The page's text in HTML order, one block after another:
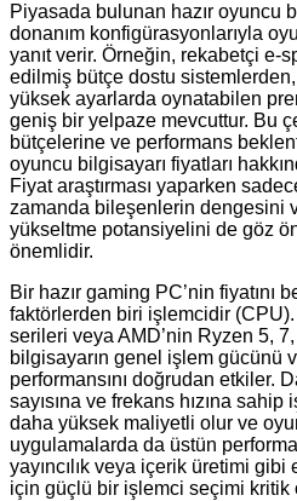
Piyasada bulunan hazır oyuncu
donanım konfigürasyonlarıyla
yanıt verir. Örneğin, rekabetçi e-
edilmiş bütçe dostu
yüksek ayarlarda oynatabilen
geniş bir yelpaze mevcuttur. Bu
bütçelerine ve performans
oyuncu bilgisayarı fiyatları
Fiyat araştırması yaparken
zamanda bileşenlerin dengesini
yükseltme potansiyelini de göz
önemlidir.
Bir hazır gaming PC’nin fiyatını
faktörlerden biri işlemcidir
serileri veya AMD’nin Ryzen 5,
bilgisayarın genel işlem gücünü
performansını doğrudan etkiler.
sayısına ve frekans hızına
daha yüksek maliyetli olur ve
uygulamalarda da üstün
yayıncılık veya içerik üretimi
için güçlü bir işlemci seçimi kritik